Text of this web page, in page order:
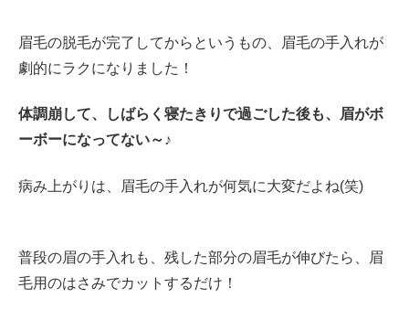
眉毛の脱毛が完了してからというもの、眉毛の手入れが
劇的にラクになりました！
体調崩して、しばらく寝たきりで過ごした後も、眉がボ
ーボーになってない～♪
病み上がりは、眉毛の手入れが何気に大変だよね(笑)
普段の眉の手入れも、残した部分の眉毛が伸びたら、眉
毛用のはさみでカットするだけ！